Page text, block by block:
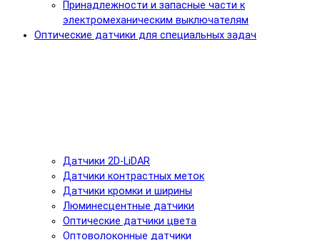
Принадлежности и запасные части к
электромеханическим выключателям
Оптические датчики для специальных задач
Датчики 2D-LiDAR
Датчики контрастных меток
Датчики кромки и ширины
Люминесцентные датчики
Оптические датчики цвета
Оптоволоконные датчики